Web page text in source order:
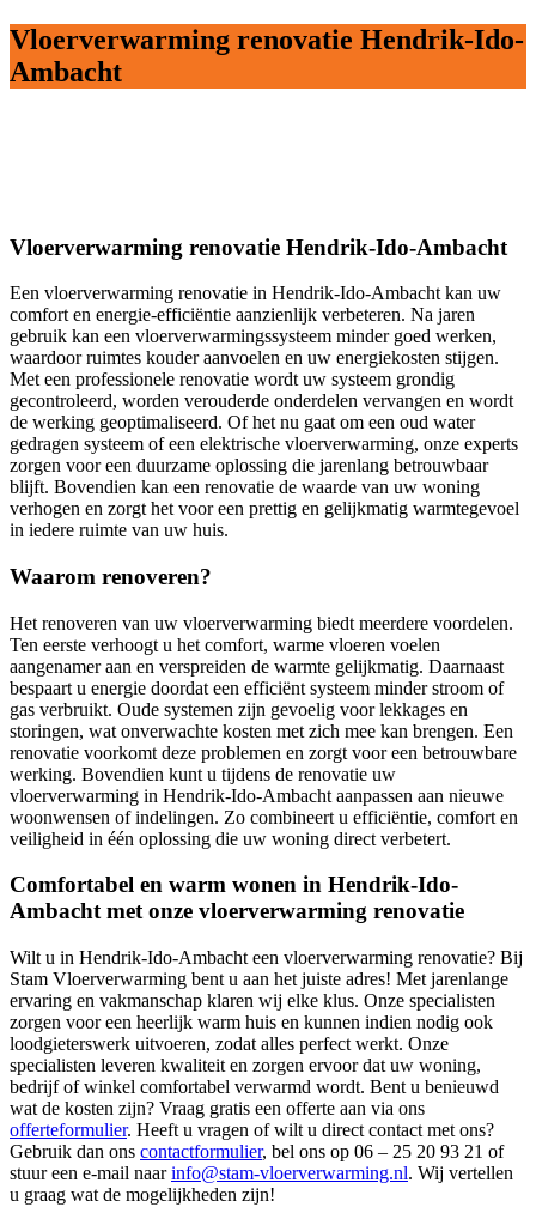
Vloerverwarming renovatie Hendrik-Ido-
Ambacht
Vloerverwarming renovatie Hendrik-Ido-Ambacht
Een vloerverwarming renovatie in Hendrik-Ido-Ambacht kan uw
comfort en energie-efficiëntie aanzienlijk verbeteren. Na jaren
gebruik kan een vloerverwarmingssysteem minder goed werken,
waardoor ruimtes kouder aanvoelen en uw energiekosten stijgen.
Met een professionele renovatie wordt uw systeem grondig
gecontroleerd, worden verouderde onderdelen vervangen en wordt
de werking geoptimaliseerd. Of het nu gaat om een oud water
gedragen systeem of een elektrische vloerverwarming, onze experts
zorgen voor een duurzame oplossing die jarenlang betrouwbaar
blijft. Bovendien kan een renovatie de waarde van uw woning
verhogen en zorgt het voor een prettig en gelijkmatig warmtegevoel
in iedere ruimte van uw huis.
Waarom renoveren?
Het renoveren van uw vloerverwarming biedt meerdere voordelen.
Ten eerste verhoogt u het comfort, warme vloeren voelen
aangenamer aan en verspreiden de warmte gelijkmatig. Daarnaast
bespaart u energie doordat een efficiënt systeem minder stroom of
gas verbruikt. Oude systemen zijn gevoelig voor lekkages en
storingen, wat onverwachte kosten met zich mee kan brengen. Een
renovatie voorkomt deze problemen en zorgt voor een betrouwbare
werking. Bovendien kunt u tijdens de renovatie uw
vloerverwarming in Hendrik-Ido-Ambacht aanpassen aan nieuwe
woonwensen of indelingen. Zo combineert u efficiëntie, comfort en
veiligheid in één oplossing die uw woning direct verbetert.
Comfortabel en warm wonen in Hendrik-Ido-
Ambacht met onze vloerverwarming renovatie
Wilt u in Hendrik-Ido-Ambacht een vloerverwarming renovatie? Bij
Stam Vloerverwarming bent u aan het juiste adres! Met jarenlange
ervaring en vakmanschap klaren wij elke klus. Onze specialisten
zorgen voor een heerlijk warm huis en kunnen indien nodig ook
loodgieterswerk uitvoeren, zodat alles perfect werkt. Onze
specialisten leveren kwaliteit en zorgen ervoor dat uw woning,
bedrijf of winkel comfortabel verwarmd wordt. Bent u benieuwd
wat de kosten zijn? Vraag gratis een offerte aan via ons
offerteformulier. Heeft u vragen of wilt u direct contact met ons?
Gebruik dan ons contactformulier, bel ons op 06 – 25 20 93 21 of
stuur een e-mail naarinfo@stam-vloerverwarming.nl. Wij vertellen
u graag wat de mogelijkheden zijn!